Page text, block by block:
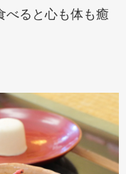
べると心も体も癒